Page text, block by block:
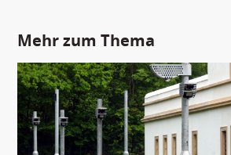
Mehr zum Thema